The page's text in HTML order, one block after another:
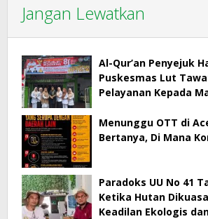
Jangan Lewatkan
Al-Qur’an Penyejuk
Puskesmas Lut
Pelayanan Kepada
Menunggu OTT di
Bertanya, Di Mana
Paradoks UU No 41
Ketika Hutan
Keadilan Ekologis